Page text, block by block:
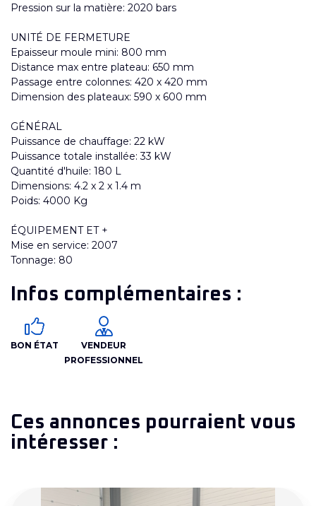
Pression sur la matière: 2020 bars
UNITÉ DE FERMETURE
Epaisseur moule mini: 800 mm
Distance max entre plateau: 650 mm
Passage entre colonnes: 420 x 420 mm
Dimension des plateaux: 590 x 600 mm
GÉNÉRAL
Puissance de chauffage: 22 kW
Puissance totale installée: 33 kW
Quantité d'huile: 180 L
Dimensions: 4.2 x 2 x 1.4 m
Poids: 4000 Kg
ÉQUIPEMENT ET +
Mise en service: 2007
Tonnage: 80
Infos complémentaires :
BON ÉTAT
VENDEUR
PROFESSIONNEL
Ces annonces pourraient vous
intéresser :